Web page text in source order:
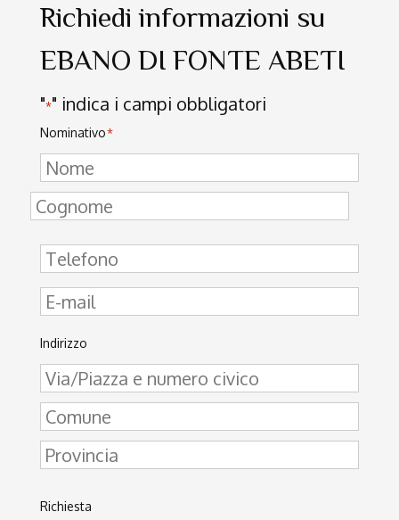
Richiedi informazioni su
EBANO DI FONTE ABETI
"*" indica i campi obbligatori
Nominativo*
Indirizzo
Richiesta